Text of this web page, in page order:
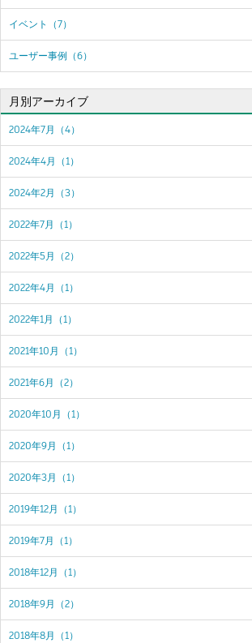
イベント（7）
ユーザー事例（6）
月別アーカイブ
2024年7月（4）
2024年4月（1）
2024年2月（3）
2022年7月（1）
2022年5月（2）
2022年4月（1）
2022年1月（1）
2021年10月（1）
2021年6月（2）
2020年10月（1）
2020年9月（1）
2020年3月（1）
2019年12月（1）
2019年7月（1）
2018年12月（1）
2018年9月（2）
2018年8月（1）